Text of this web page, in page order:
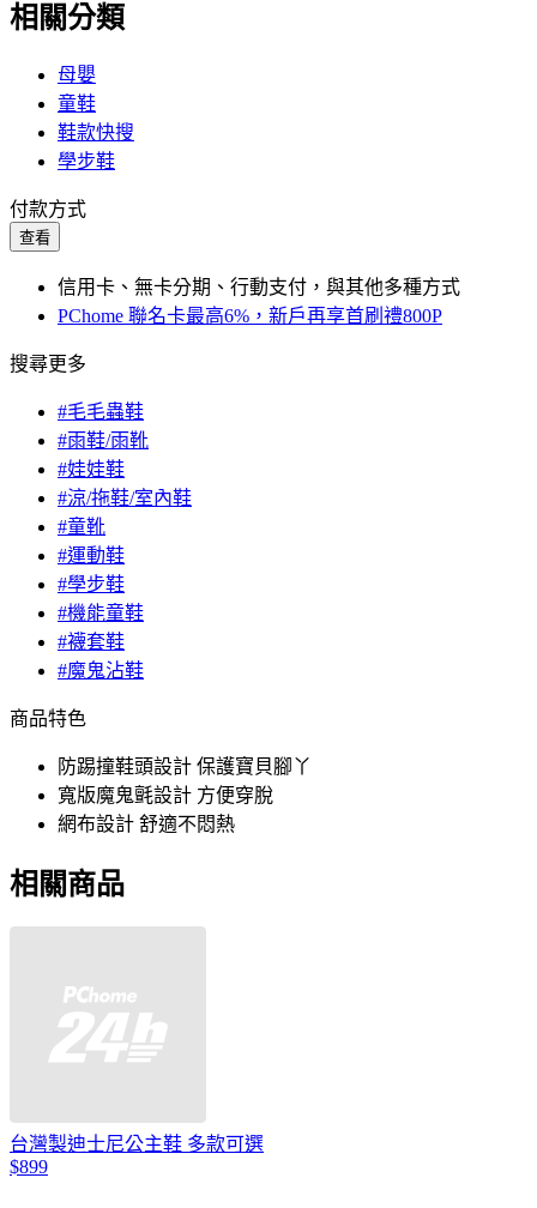
相關分類
母嬰
童鞋
鞋款快搜
學步鞋
付款方式
查看
信用卡、無卡分期、行動支付，與其他多種方式
PChome 聯名卡最高6%，新戶再享首刷禮800P
搜尋更多
#毛毛蟲鞋
#雨鞋/雨靴
#娃娃鞋
#涼/拖鞋/室內鞋
#童靴
#運動鞋
#學步鞋
#機能童鞋
#襪套鞋
#魔鬼沾鞋
商品特色
防踢撞鞋頭設計 保護寶貝腳丫
寬版魔鬼氈設計 方便穿脫
網布設計 舒適不悶熱
相關商品
台灣製迪士尼公主鞋 多款可選
$899